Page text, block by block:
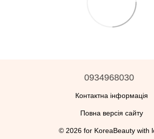
0934968030
Контактна інформація
Повна версія сайту
© 2026 for KoreaBeauty with